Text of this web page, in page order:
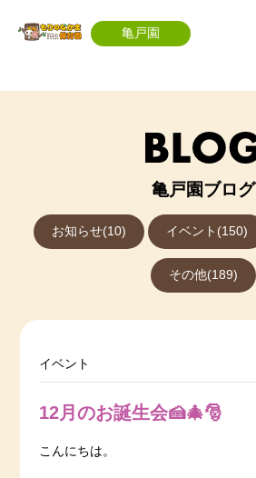
亀戸園
亀戸園ブログ
お知らせ(10) イベント(150)
その他(189)
イベント
12月のお誕生会🍰🎄🎅
こんにちは。